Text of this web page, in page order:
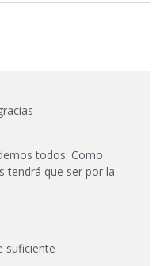
todos. Como
tendrá que ser por la
suficiente